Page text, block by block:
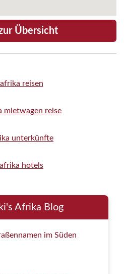
Übersicht
Afrika Blog
im Süden